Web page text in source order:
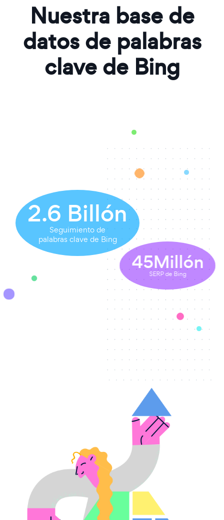
Nuestra base de
datos de palabras
clave de Bing
2.6 Billón
Seguimiento de
palabras clave de Bing
45Millón
SERP de Bing